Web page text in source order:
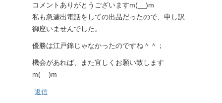
コメントありがとうございますm(__)m
私も急遽出電話をしての出品だったので、申し訳
御座いませんでした。
優勝は江戸錦じゃなかったのですね＾＾；
機会があれば、また宜しくお願い致します
m(__)m
返信